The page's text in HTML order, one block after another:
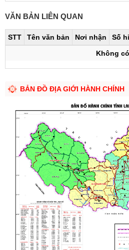
VĂN BẢN LIÊN QUAN
STT Tên văn bản Nơi nhận Số
Không
BẢN ĐỒ ĐỊA GIỚI HÀNH CHÍNH